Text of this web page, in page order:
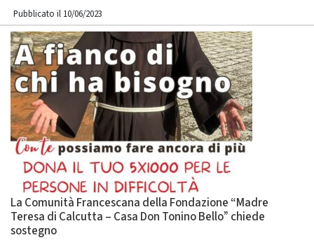
Pubblicato il 10/06/2023
La Comunità Francescana della Fondazione “Madre
Teresa di Calcutta – Casa Don Tonino Bello” chiede
sostegno